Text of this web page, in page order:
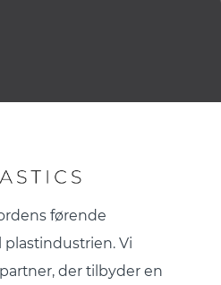
førende
Vi
der tilbyder en